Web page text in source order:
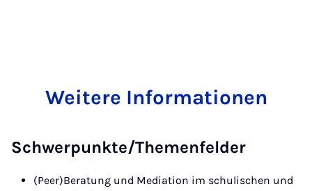
Weitere Informationen
Schwerpunkte/Themenfelder
(Peer)Beratung und Mediation im schulischen und